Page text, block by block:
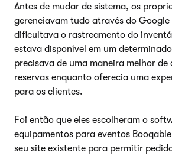
Antes de mudar de sistema, os
gerenciavam tudo através do Google
dificultava o rastreamento do
estava disponível em um
precisava de uma maneira melhor de
reservas enquanto oferecia uma
para os clientes.
Foi então que eles escolheram o
equipamentos para eventos
seu site existente para permitir